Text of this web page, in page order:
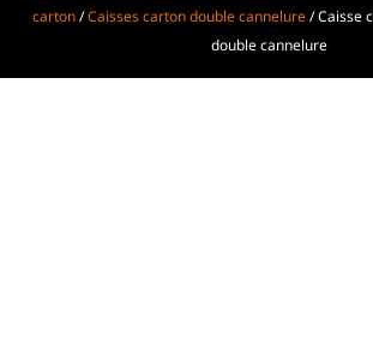
carton/Caisses carton double cannelure/ Caisse
double cannelure